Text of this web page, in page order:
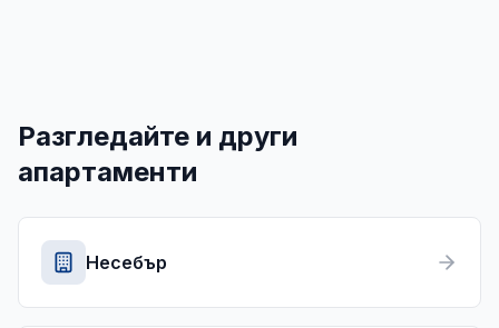
Разгледайте и други
апартаменти
Несебър